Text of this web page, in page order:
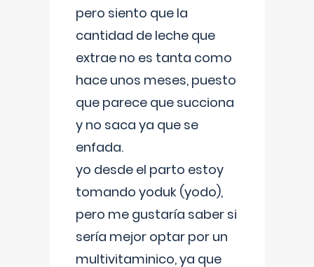
pero siento que la
cantidad de leche que
extrae no es tanta como
hace unos meses, puesto
que parece que succiona
y no saca ya que se
enfada.
yo desde el parto estoy
tomando yoduk (yodo),
pero me gustaría saber si
sería mejor optar por un
multivitaminico, ya que